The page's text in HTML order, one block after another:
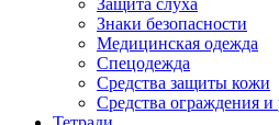
Защита слуха
Знаки безопасности
Медицинская одежда
Спецодежда
Средства защиты кожи
Средства ограждения и